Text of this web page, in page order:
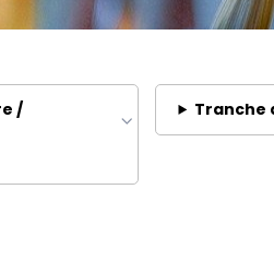
/ Tranche